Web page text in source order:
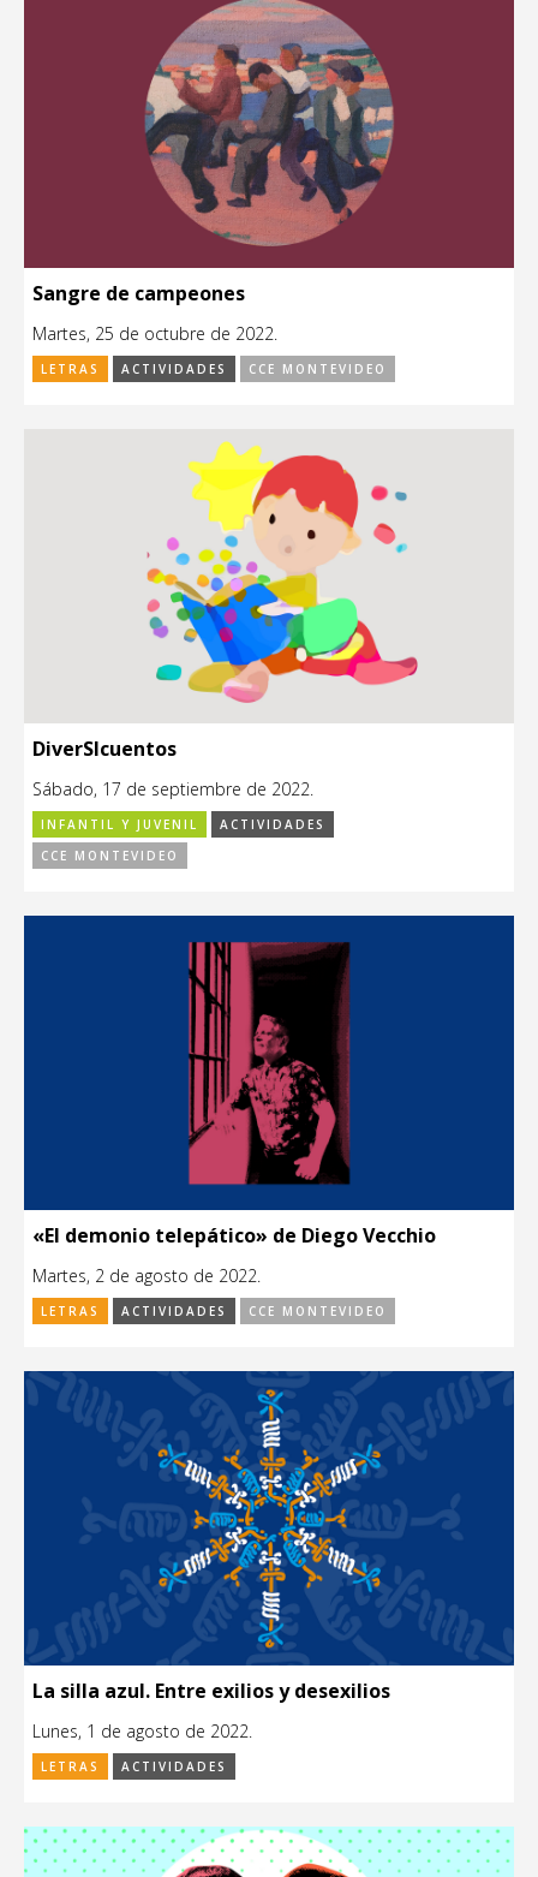
Sangre de campeones
Martes, 25 de octubre de 2022.
LETRAS ACTIVIDADES CCE MONTEVIDEO
DiverSIcuentos
Sábado, 17 de septiembre de 2022.
INFANTIL Y JUVENIL
ACTIVIDADES
CCE MONTEVIDEO
«El demonio telepático» de Diego Vecchio
Martes, 2 de agosto de 2022.
LETRAS ACTIVIDADES CCE MONTEVIDEO
La silla azul. Entre exilios y desexilios
Lunes, 1 de agosto de 2022.
LETRAS ACTIVIDADES